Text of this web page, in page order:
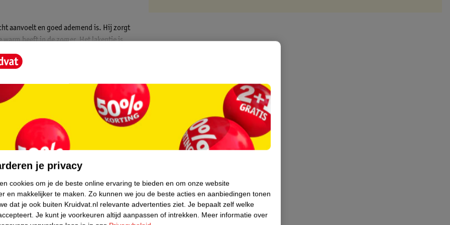
aanvoelt en goed ademend is. Hij zorgt
heeft in de zomer. Het lakentje is
je privacy
cookies om je de beste online ervaring te bieden en om onze website
en makkelijker te maken. Zo kunnen we jou de beste acties en aanbiedingen tonen
dat je ook buiten Kruidvat.nl relevante advertenties ziet. Je bepaalt zelf welke
Je kunt je voorkeuren altijd aanpassen of intrekken. Meer informatie over